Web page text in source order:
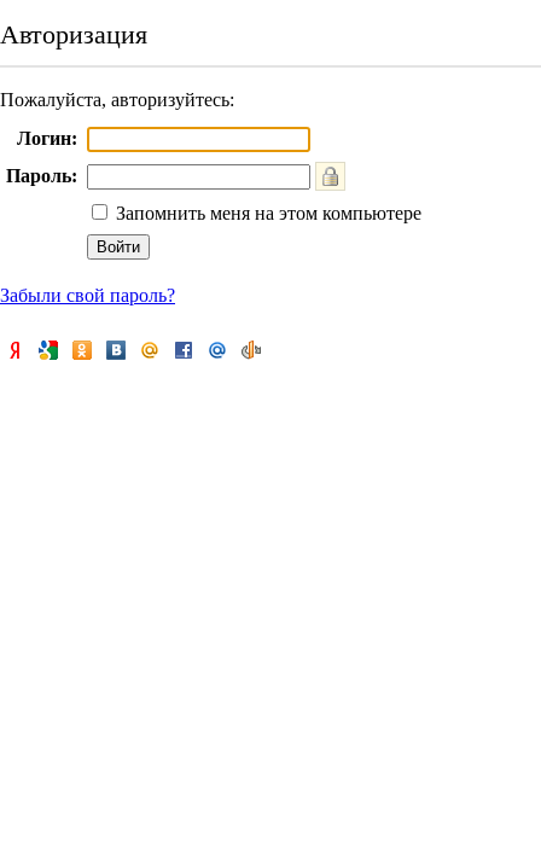
Авторизация
Пожалуйста, авторизуйтесь:
Логин:
Пароль:
Запомнить меня на этом компьютере
Забыли свой пароль?